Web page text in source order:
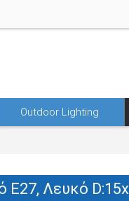
Outdoor Lighting
E27, Λευκό